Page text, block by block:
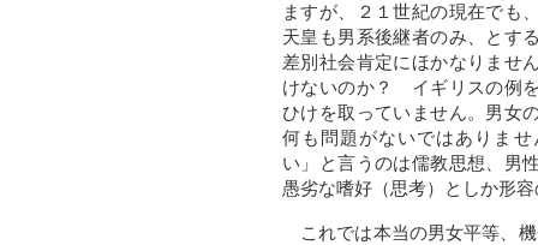
ますが、２１世紀の現在でも
天皇も男系後継者のみ、とす
差別社会肯定にほかなりませ
けないのか？ イギリスの例
ひけを取っていません。男女
何も問題がないではありま
い」と言うのは儒教思想、男
愚劣な嗜好（思考）としか形
これでは本当の男女平等、